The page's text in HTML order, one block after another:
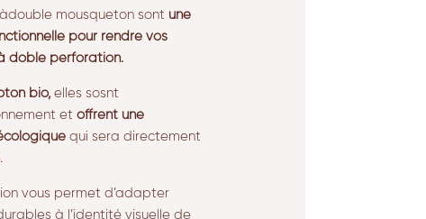
mousqueton sont une
pour rendre vos
perforation.
bio,elles sosnt
et offrent une
qui sera directement
vous permet d’adapter
à l’identité visuelle de